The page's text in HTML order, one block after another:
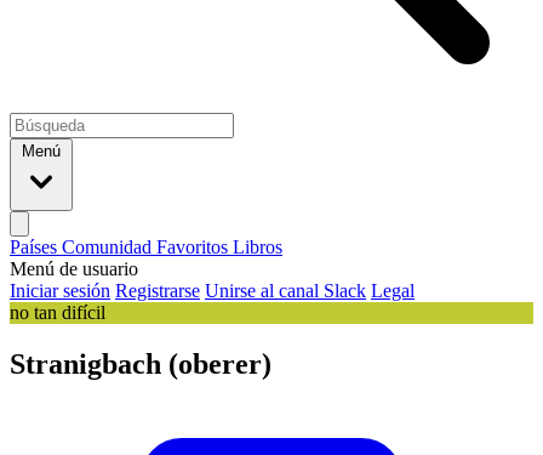
Menú
Países Comunidad Favoritos Libros
Menú de usuario
Iniciar sesión Registrarse Unirse al canal Slack Legal
no tan difícil
Stranigbach (oberer)